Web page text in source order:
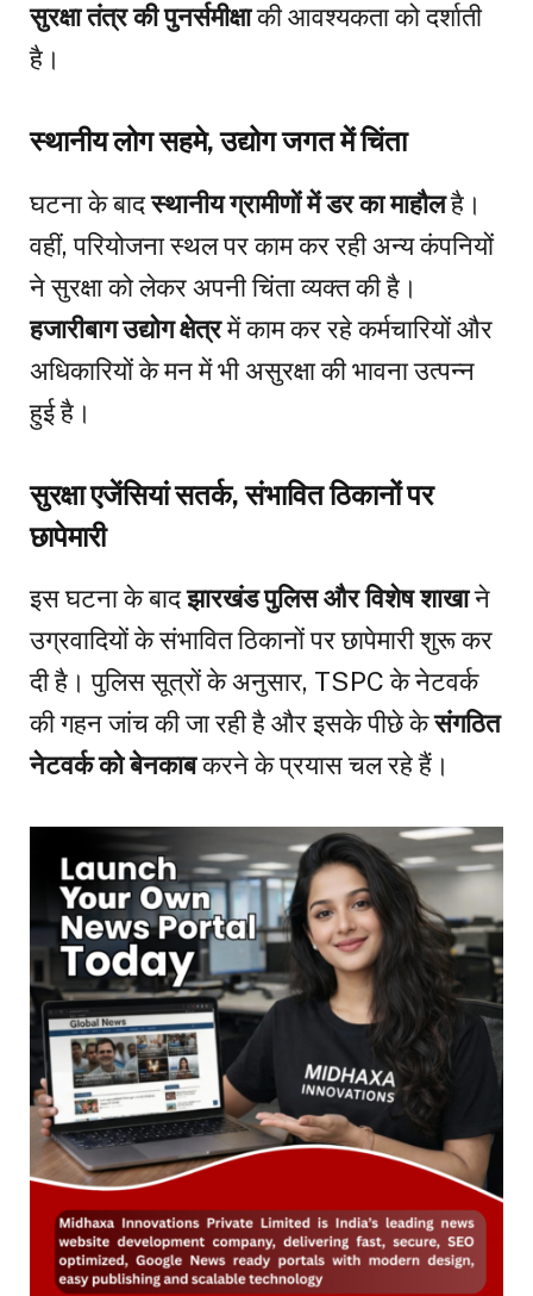
सुरक्षा तंत्र की पुनर्समीक्षाकी आवश्यकता को दर्शाती
है।
स्थानीय लोग सहमे, उद्योग जगत में चिंता
घटना के बादस्थानीय ग्रामीणों में डर का माहौलहै।
वहीं, परियोजना स्थल पर काम कर रही अन्य कंपनियों
ने सुरक्षा को लेकर अपनी चिंता व्यक्त की है।
हजारीबाग उद्योग क्षेत्रमें काम कर रहे कर्मचारियों और
अधिकारियों के मन में भी असुरक्षा की भावना उत्पन्न
हुई है।
सुरक्षा एजेंसियां सतर्क, संभावित ठिकानों पर
छापेमारी
इस घटना के बादझारखंड पुलिस और विशेष शाखाने
उग्रवादियों के संभावित ठिकानों पर छापेमारी शुरू कर
दी है। पुलिस सूत्रों के अनुसार, TSPC के नेटवर्क
की गहन जांच की जा रही है और इसके पीछे केसंगठित
नेटवर्क को बेनकाबकरने के प्रयास चल रहे हैं।